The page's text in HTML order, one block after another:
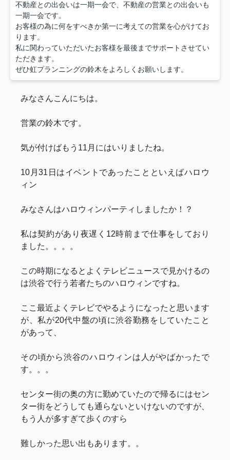
不動産との出会いは一期一会で、不動産の営業との出会いも
一期一会です。
お客様の為に何をすべきか第一に考えての営業を心がけてお
ります。
私に関わっていただいたお客様を最後までサポートさせてい
ただきます。
ぜひ虹プランニングの鈴木をよろしくお願いします。
みなさんこんにちは。
営業の鈴木です。
気が付けばもう11月にはいりましたね。
10月31日はイベントであったことといえばハロウ
ィン
みなさんはハロウィンパーティしましたか！？
私は契約があり夜遅く12時前まで仕事をしており
ました。。。。
この時期になるとよくテレビニュースで見かけるの
は渋谷で行う若者たちのハロウィンですね。
ここ最近よくテレビでやるようになったと思います
が、私が20代中盤の頃に渋谷勤務をしていたこと
があって、
その頃から渋谷のハロウィンは人がやばかったで
す。。。
センター街の奥の方に勤めていたので帰るにはセン
ター街をどうしても通らないといけないのですが、
もう人が多すぎて歩くのすら
難しかった思い出もあります。。